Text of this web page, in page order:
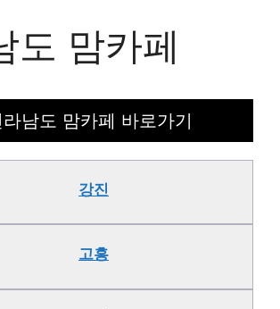
도 맘카페
라남도 맘카페 바로가기
강진
고흥